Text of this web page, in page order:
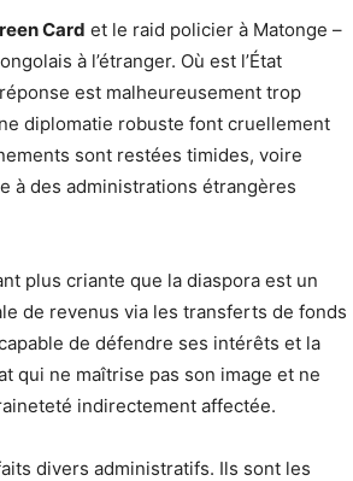
Card et le raid policier à Matonge –
à l’étranger. Où est l’État
est malheureusement trop
diplomatie robuste font cruellement
sont restées timides, voire
à des administrations étrangères
plus criante que la diaspora est un
de revenus via les transferts de fonds
de défendre ses intérêts et la
qui ne maîtrise pas son image et ne
indirectement affectée.
divers administratifs. Ils sont les